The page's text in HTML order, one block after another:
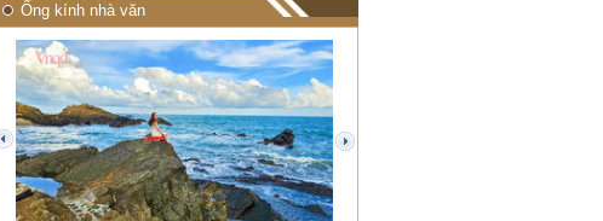
Ống kính nhà văn
prev next